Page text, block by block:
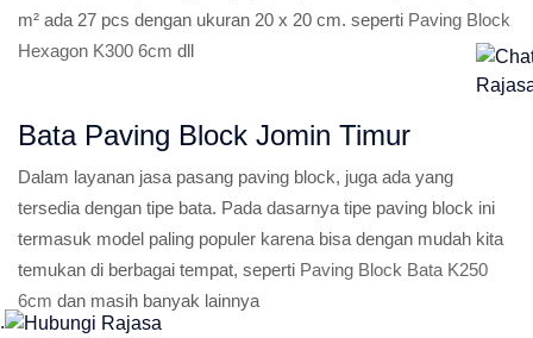
m² ada 27 pcs dengan ukuran 20 x 20 cm. seperti Paving Block
Hexagon K300 6cm dll
Bata Paving Block Jomin Timur
Dalam layanan jasa pasang paving block, juga ada yang
tersedia dengan tipe bata. Pada dasarnya tipe paving block ini
termasuk model paling populer karena bisa dengan mudah kita
temukan di berbagai tempat, seperti Paving Block Bata K250
6cm dan masih banyak lainnya
.